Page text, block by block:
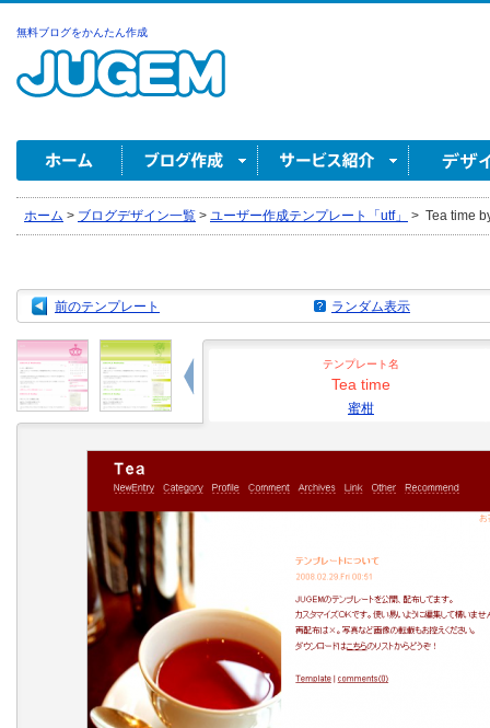
無料ブログをかんたん作成
ホーム > ブログデザイン一覧 > ユーザー作成テンプレート「utf」 > Tea time
前のテンプレート ランダム表示
テンプレート名
Tea time
蜜柑